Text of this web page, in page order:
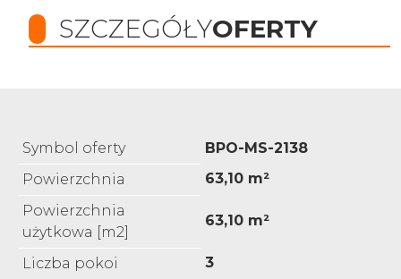
SZCZEGÓŁYOFERTY
Symbol oferty
BPO-MS-2138
Powierzchnia
63,10 m²
Powierzchnia
użytkowa [m2]
63,10 m²
Liczba pokoi
3